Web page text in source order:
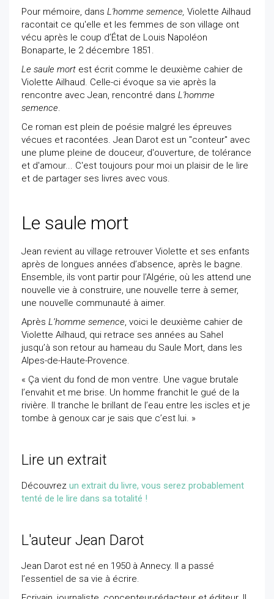
Pour mémoire, dans L'homme semence, Violette Ailhaud
racontait ce qu'elle et les femmes de son village ont
vécu après le coup d’État de Louis Napoléon
Bonaparte, le 2 décembre 1851.
Le saule mort est écrit comme le deuxième cahier de
Violette Ailhaud. Celle-ci évoque sa vie après la
rencontre avec Jean, rencontré dans L'homme
semence.
Ce roman est plein de poésie malgré les épreuves
vécues et racontées. Jean Darot est un "conteur" avec
une plume pleine de douceur, d'ouverture, de tolérance
et d'amour... C'est toujours pour moi un plaisir de le lire
et de partager ses livres avec vous.
Le saule mort
Jean revient au village retrouver Violette et ses enfants
après de longues années d’absence, après le bagne.
Ensemble, ils vont partir pour l’Algérie, où les attend une
nouvelle vie à construire, une nouvelle terre à semer,
une nouvelle communauté à aimer.
Après L’homme semence, voici le deuxième cahier de
Violette Ailhaud, qui retrace ses années au Sahel
jusqu’à son retour au hameau du Saule Mort, dans les
Alpes-de-Haute-Provence.
« Ça vient du fond de mon ventre. Une vague brutale
l’envahit et me brise. Un homme franchit le gué de la
rivière. Il tranche le brillant de l’eau entre les iscles et je
tombe à genoux car je sais que c’est lui. »
Lire un extrait
Découvrez un extrait du livre, vous serez probablement
tenté de le lire dans sa totalité !
L'auteur Jean Darot
Jean Darot est né en 1950 à Annecy. Il a passé
l’essentiel de sa vie à écrire.